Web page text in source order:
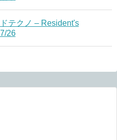
テクノ – Resident's
26